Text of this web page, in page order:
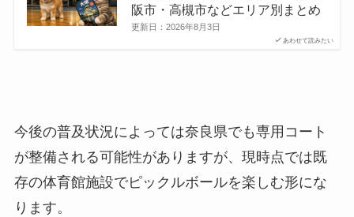
あわせて読みたい
阪市・高槻市などエリア別まとめ
更新日： 2026年8月3日
今後の普及状況によっては奈良県でも専用コート
が整備される可能性がありますが、現時点では既
存の体育館施設でピックルボールを楽しむ形にな
ります。